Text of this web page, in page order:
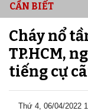
CẦN BIẾT
Cháy nổ
TP.HCM,
tiếng cự
Thứ 4, 06/04/2022